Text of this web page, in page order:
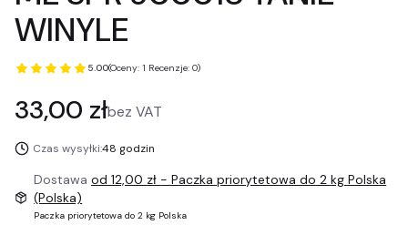
WINYLE
5.00(Oceny: 1 Recenzje: 0)
Cena
33,00 złbez VAT
Czas wysyłki:48 godzin
Dostawaod 12,00 zł - Paczka priorytetowa do 2 kg Polska
(Polska)
Paczka priorytetowa do 2 kg Polska